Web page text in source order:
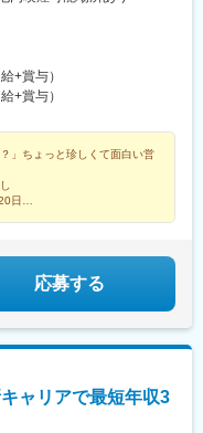
+賞与）
+賞与）
」ちょっと珍しくて面白い営
日
応募する
ャリアで最短年収3